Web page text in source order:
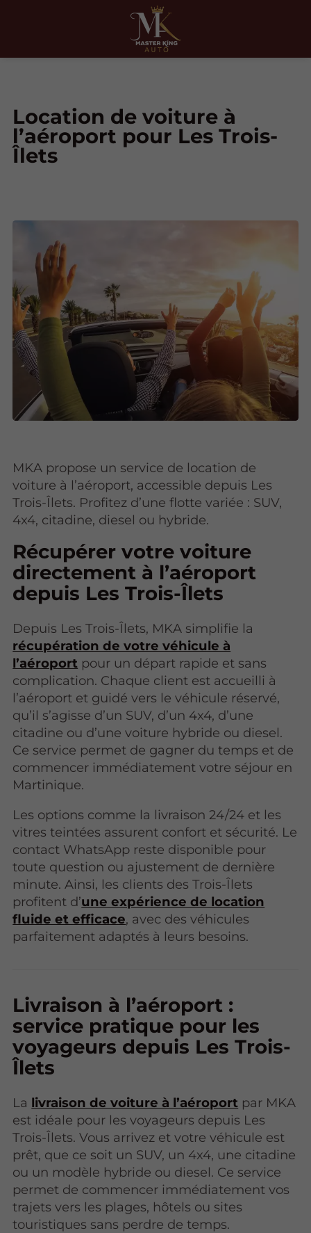
Location de voiture à
l’aéroport pour Les Trois-
Îlets
MKA propose un service de location de
voiture à l’aéroport, accessible depuis Les
Trois-Îlets. Profitez d’une flotte variée : SUV,
4x4, citadine, diesel ou hybride.
Récupérer votre voiture
directement à l’aéroport
depuis Les Trois-Îlets
Depuis Les Trois-Îlets, MKA simplifie la
récupération de votre véhicule à
l’aéroport pour un départ rapide et sans
complication. Chaque client est accueilli à
l’aéroport et guidé vers le véhicule réservé,
qu’il s’agisse d’un SUV, d’un 4x4, d’une
citadine ou d’une voiture hybride ou diesel.
Ce service permet de gagner du temps et de
commencer immédiatement votre séjour en
Martinique.
Les options comme la livraison 24/24 et les
vitres teintées assurent confort et sécurité. Le
contact WhatsApp reste disponible pour
toute question ou ajustement de dernière
minute. Ainsi, les clients des Trois-Îlets
profitent d’une expérience de location
fluide et efficace, avec des véhicules
parfaitement adaptés à leurs besoins.
Livraison à l’aéroport :
service pratique pour les
voyageurs depuis Les Trois-
Îlets
La livraison de voiture à l’aéroport par MKA
est idéale pour les voyageurs depuis Les
Trois-Îlets. Vous arrivez et votre véhicule est
prêt, que ce soit un SUV, un 4x4, une citadine
ou un modèle hybride ou diesel. Ce service
permet de commencer immédiatement vos
trajets vers les plages, hôtels ou sites
touristiques sans perdre de temps.